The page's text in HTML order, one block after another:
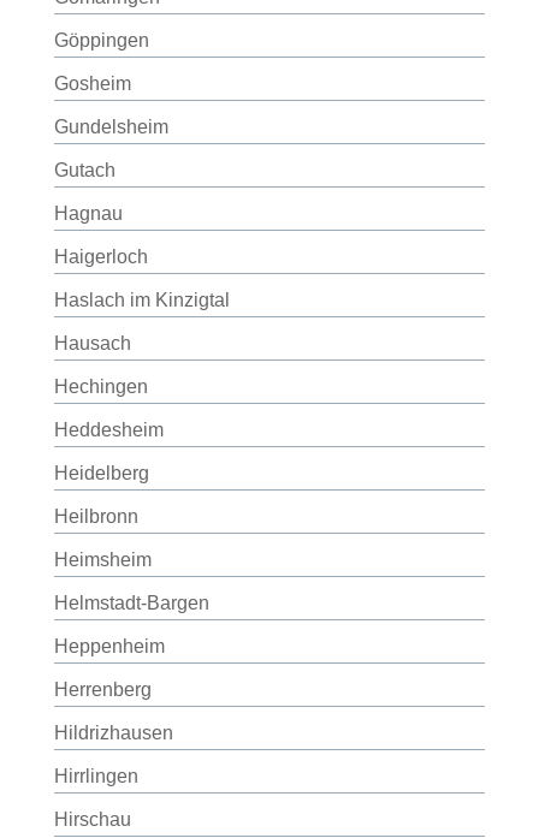
Göppingen
Gosheim
Gundelsheim
Gutach
Hagnau
Haigerloch
Haslach im Kinzigtal
Hausach
Hechingen
Heddesheim
Heidelberg
Heilbronn
Heimsheim
Helmstadt-Bargen
Heppenheim
Herrenberg
Hildrizhausen
Hirrlingen
Hirschau